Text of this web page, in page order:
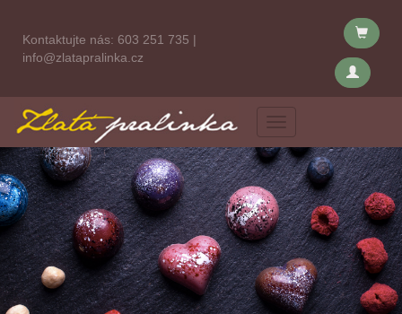
Kontaktujte nás: 603 251 735 |
info@zlatapralinka.cz
Menu